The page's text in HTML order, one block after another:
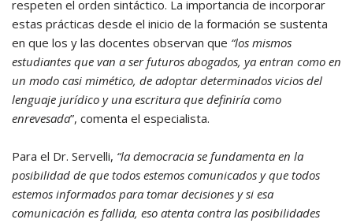
respeten el orden sintáctico. La importancia de incorporar
estas prácticas desde el inicio de la formación se sustenta
en que los y las docentes observan que “los mismos
estudiantes que van a ser futuros abogados, ya entran como en
un modo casi mimético, de adoptar determinados vicios del
lenguaje jurídico y una escritura que definiría como
enrevesada”, comenta el especialista.
Para el Dr. Servelli, “la democracia se fundamenta en la
posibilidad de que todos estemos comunicados y que todos
estemos informados para tomar decisiones y si esa
comunicación es fallida, eso atenta contra las posibilidades